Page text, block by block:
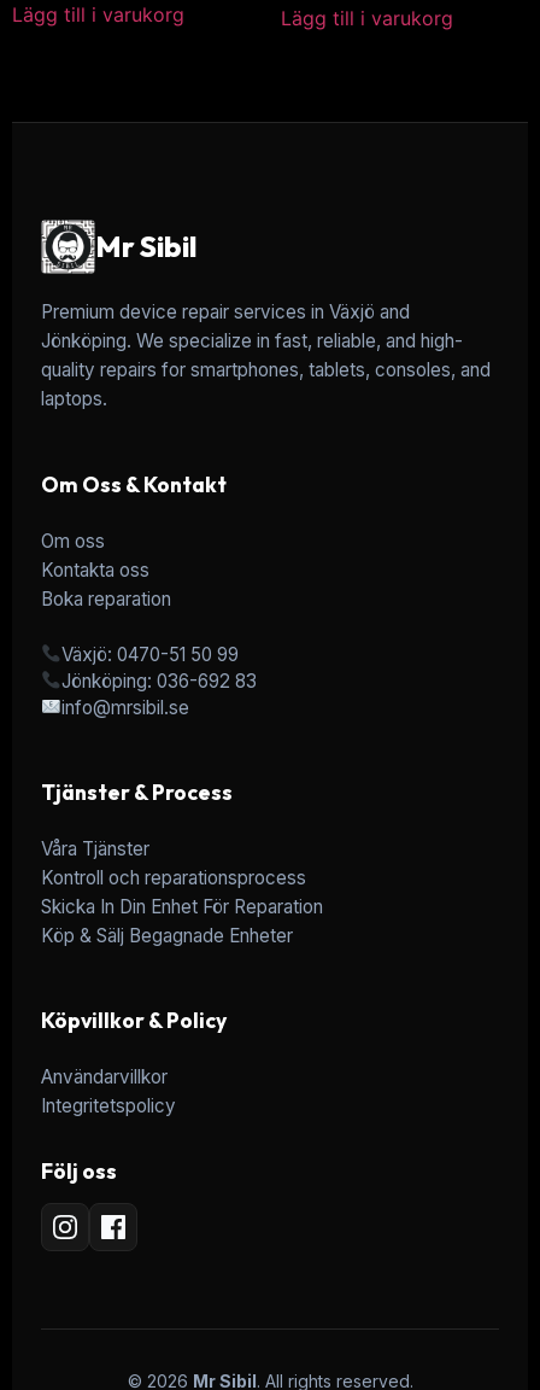
Lägg till i varukorg Lägg till i varukorg
Mr Sibil
Premium device repair services in Växjö and
Jönköping. We specialize in fast, reliable, and high-
quality repairs for smartphones, tablets, consoles, and
laptops.
Om Oss & Kontakt
Om oss
Kontakta oss
Boka reparation
Växjö: 0470-51 50 99
Jönköping: 036-692 83
info@mrsibil.se
Tjänster & Process
Våra Tjänster
Kontroll och reparationsprocess
Skicka In Din Enhet För Reparation
Köp & Sälj Begagnade Enheter
Köpvillkor & Policy
Användarvillkor
Integritetspolicy
Följ oss
© 2026 Mr Sibil. All rights reserved.